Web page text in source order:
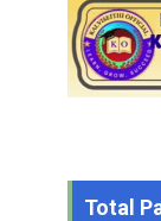
சுற்றறிக்கை!
ஆணையிடு!
Total